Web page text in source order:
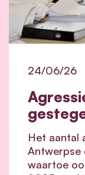
24/06/26
Het aantal
Antwerpse
waartoe